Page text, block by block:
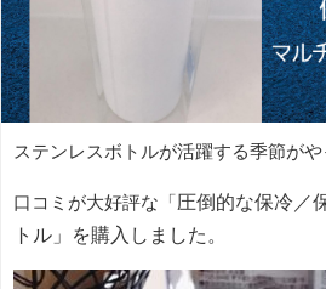
ステンレスボトルが活躍する季節がや
口コミが大好評な「圧倒的な保冷／
トル」を購入しました。